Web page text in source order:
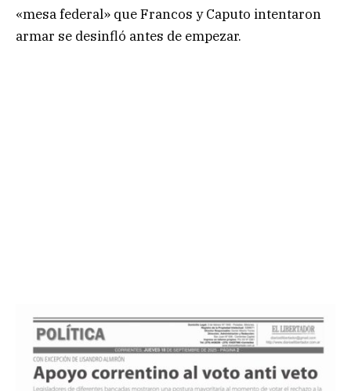
«mesa federal» que Francos y Caputo intentaron
armar se desinfló antes de empezar.